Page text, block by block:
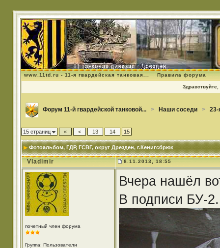
www.11td.ru - 11-я гвардейская танковая... Правила форума
Здравствуйте,
Форум 11-й гвардейской танковой... > Наши соседи > 23-
15 страниц « < 13 14 15
Фотоальбом, ГДР, ГСВГ, округ Дрезден, г.Кенигсбрюк
Vladimir 8.11.2013, 18:55
почетный член форума
Группа: Пользователи
Вчера нашёл
В подписи БУ-2.